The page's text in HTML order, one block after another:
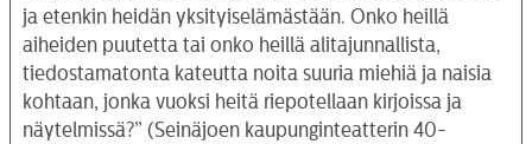
ja etenkin heidän yksityiselämästään. Onko heillä
aiheiden puutetta tai onko heillä alitajunnallista,
tiedostamatonta kateutta noita suuria miehiä ja naisia
kohtaan, jonka vuoksi heitä riepotellaan kirjoissa ja
näytelmissä?” (Seinäjoen kaupunginteatterin 40-